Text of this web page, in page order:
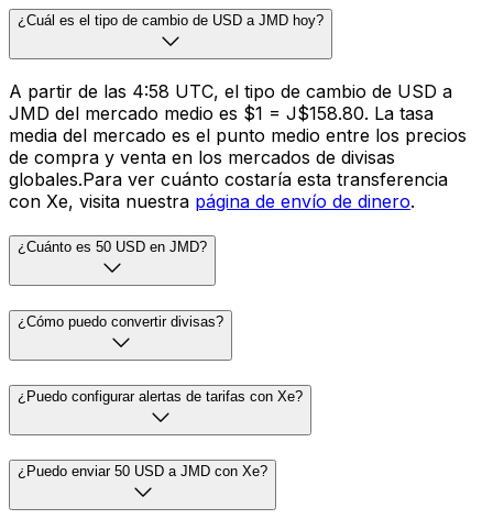
¿Cuál es el tipo de cambio de USD a JMD hoy?
A partir de las 4:58 UTC, el tipo de cambio de USD a
JMD del mercado medio es $1 = J$158.80. La tasa
media del mercado es el punto medio entre los precios
de compra y venta en los mercados de divisas
globales.Para ver cuánto costaría esta transferencia
con Xe, visita nuestra página de envío de dinero.
¿Cuánto es 50 USD en JMD?
¿Cómo puedo convertir divisas?
¿Puedo configurar alertas de tarifas con Xe?
¿Puedo enviar 50 USD a JMD con Xe?